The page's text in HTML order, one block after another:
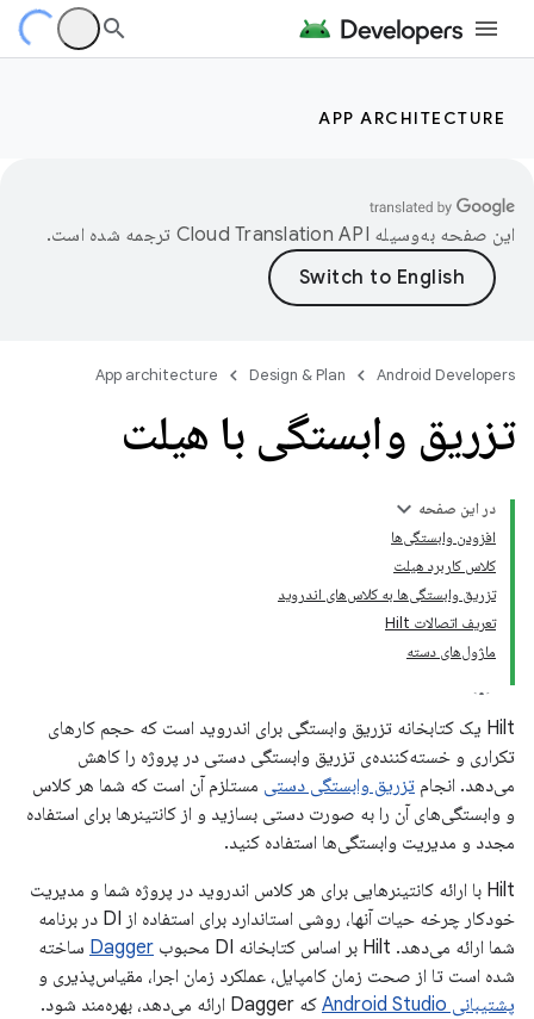
APP ARCHITECTURE
این صفحه به‌وسیله ترجمه شده است.
Android Developers
Design & Plan
App architecture
تزریق وابستگی با هیلت
در این صفحه
افزودن وابستگی‌ها
کلاس کاربرد هیلت
تزریق وابستگی‌ها به کلاس‌های اندروید
تعریف اتصالات Hilt
ماژول‌های دسته
Hilt یک کتابخانه تزریق وابستگی برای اندروید است که حجم کارهای
تکراری و خسته‌کننده‌ی تزریق وابستگی دستی در پروژه را کاهش
می‌دهد. انجام تزریق وابستگی دستی مستلزم آن است که شما هر کلاس
و وابستگی‌های آن را به صورت دستی بسازید و از کانتینرها برای استفاده
مجدد و مدیریت وابستگی‌ها استفاده کنید.
Hilt با ارائه کانتینرهایی برای هر کلاس اندروید در پروژه شما و مدیریت
خودکار چرخه حیات آنها، روشی استاندارد برای استفاده از DI در برنامه
شما ارائه می‌دهد. Hilt بر اساس کتابخانه DI محبوب
Dagger ساخته
شده است تا از صحت زمان کامپایل، عملکرد زمان اجرا، مقیاس‌پذیری و
پشتیبانی Android Studio
که Dagger ارائه می‌دهد، بهره‌مند شود.